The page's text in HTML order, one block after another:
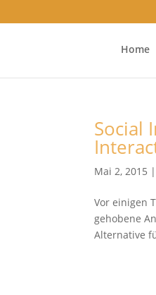
Home
Social
Mai 2, 2015 |
Vor einigen
gehobene
Alternative